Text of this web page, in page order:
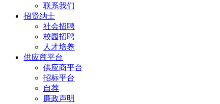
联系我们
招贤纳士
社会招聘
校园招聘
人才培养
供应商平台
供应商平台
招标平台
自荐
廉政声明